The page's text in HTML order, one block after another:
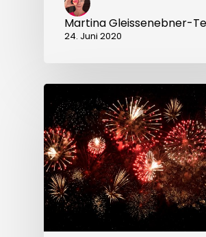
Martina Gleissenebner-
24. Juni 2020
Workout
Wednesday
#44:
Alles
eine
Sache
der
Gewohnheit